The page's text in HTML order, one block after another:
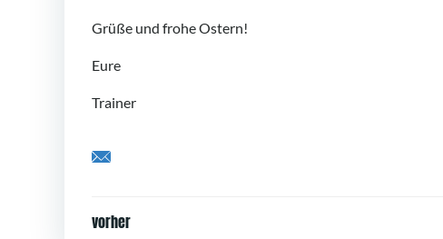
Grüße und frohe Ostern!
Eure
Trainer
Share by Email
vorher